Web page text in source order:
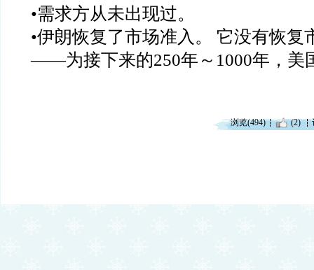
•需求方从未出现过。
•伊朗恢复了市场准入。 它没有恢复
——为接下来的250年～1000年，
浏览(494) (2)